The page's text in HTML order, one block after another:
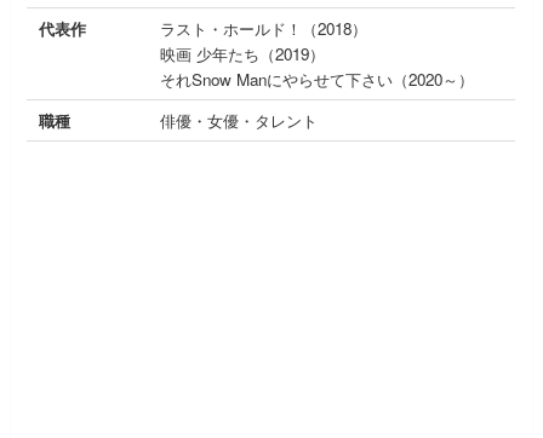
代表作
ラスト・ホールド！（2018）
映画 少年たち（2019）
それSnow Manにやらせて下さい（2020～）
職種
俳優・女優・タレント